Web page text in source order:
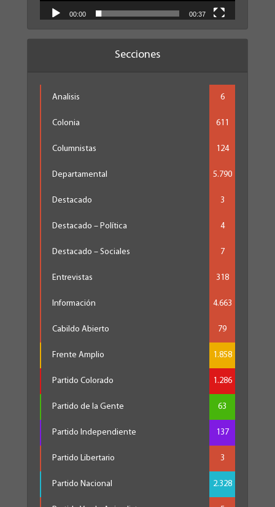
00:00 00:37
Secciones
Analisis 6
Colonia 611
Columnistas 124
Departamental 5.790
Destacado 3
Destacado – Política 4
Destacado – Sociales 7
Entrevistas 318
Información 4.663
Cabildo Abierto 79
Frente Amplio 1.858
Partido Colorado 1.286
Partido de la Gente 63
Partido Independiente 137
Partido Libertario 3
Partido Nacional 2.328